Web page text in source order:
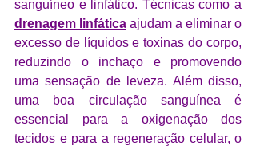
drenagem linfática ajudam a eliminar o
excesso de líquidos e toxinas do corpo,
reduzindo o inchaço e promovendo
uma sensação de leveza. Além disso,
uma boa circulação sanguínea é
essencial para a oxigenação dos
tecidos e para a regeneração celular, o